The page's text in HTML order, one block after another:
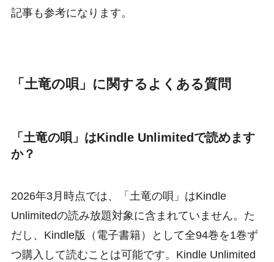
記事も参考になります。
「土竜の唄」に関するよくある質問
「土竜の唄」はKindle Unlimitedで読めます
か？
2026年3月時点では、「土竜の唄」はKindle
Unlimitedの読み放題対象に含まれていません。た
だし、Kindle版（電子書籍）として全94巻を1巻ず
つ購入して読むことは可能です。Kindle Unlimited